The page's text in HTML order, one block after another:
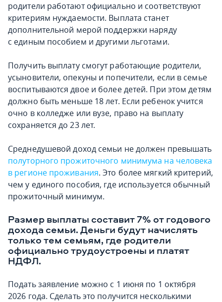
родители работают официально и соответствуют
критериям нуждаемости. Выплата станет
дополнительной мерой поддержки наряду
с единым пособием и другими льготами.
Получить выплату смогут работающие родители,
усыновители, опекуны и попечители, если в семье
воспитываются двое и более детей. При этом детям
должно быть меньше 18 лет. Если ребенок учится
очно в колледже или вузе, право на выплату
сохраняется до 23 лет.
Среднедушевой доход семьи не должен превышать
полуторного прожиточного минимума на человека
в регионе проживания. Это более мягкий критерий,
чем у единого пособия, где используется обычный
прожиточный минимум.
Размер выплаты составит 7% от годового
дохода семьи. Деньги будут начислять
только тем семьям, где родители
официально трудоустроены и платят
НДФЛ.
Подать заявление можно с 1 июня по 1 октября
2026 года. Сделать это получится несколькими